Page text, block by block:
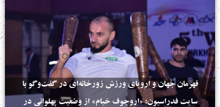
قهرمان جهان و اروپای ورزش زورخانه‌ای در گفت‌وگو با
سایت فدراسیون: «اروچوف خیام» از وضعیت پهلوانی در